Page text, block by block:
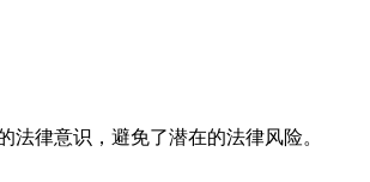
律意识，避免了潜在的法律风险。